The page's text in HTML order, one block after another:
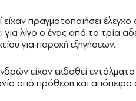
πραγματοποιήσει
για λίγο ο ένας από τα τρία
για παροχή εξηγήσεων.
είχαν εκδοθεί εντάλματα
από πρόθεση και